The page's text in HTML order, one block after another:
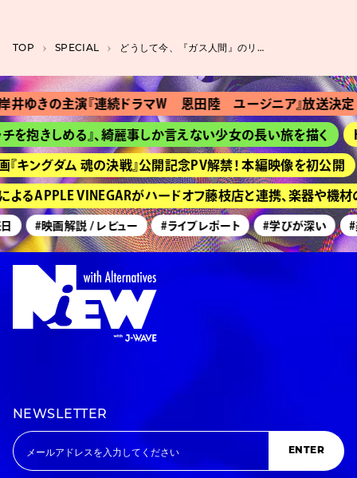
TOP SPECIAL どうして今、『ガス人間』のリブート作品なのか。キーワードは「社会的不安」だ
の主演『連続ドラマＷ 恩田陸 ユージニア』放送決定 『
しめる』、綺麗事しか言えない少女の長い旅を描く
グダム 魂の決戦』公開記念PV解禁！ 本編映像を初公開 京
APPLE VINEGARがハードオフ藤枝店と連携、楽器や機材の
#映画解説 / レビュー #ライブレポート #学びが深い #美術
NEWSLETTER
ENTER